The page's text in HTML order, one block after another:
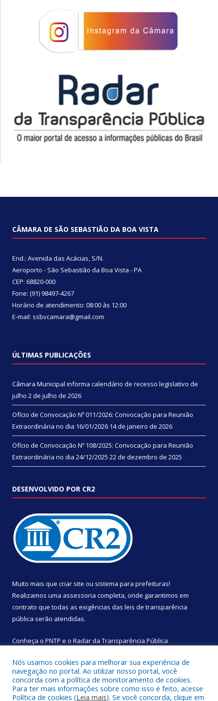
CÂMARA DE SÃO SEBASTIÃO DA BOA VISTA
End.: Avenida das Acácias, S/N.
Aeroporto - São Sebastião da Boa Vista - PA
CEP: 68820-000
Fone: (91) 98497-4267
Horário de atendimento: 08:00 às 12:00
E-mail: ssbvcamara@gmail.com
ÚLTIMAS PUBLICAÇÕES
Câmara Municipal informa calendário de recesso legislativo de
julho 2 de julho de 2026
Ofício de Convocação Nº 011/2026: Convocação para Reunião
Extraordinária no dia 16/01/2026 14 de janeiro de 2026
Ofício de Convocação Nº 108/2025: Convocação para Reunião
Extraordinária no dia 24/12/2025 22 de dezembro de 2025
DESENVOLVIDO POR CR2
Muito mais que criar site ou sistema para prefeituras!
Realizamos uma assessoria completa, onde garantimos em
contrato que todas as exigências das leis de transparência
pública serão atendidas.
Conheça o PNTP e o Radar da Transparência Pública
Todos os direitos reservados a Câmara Municipal de São
Nós usamos cookies para melhorar sua experiência de
navegação no portal. Ao utilizar nosso portal, você
concorda com a política de monitoramento de cookies.
Para ter mais informações sobre como isso é feito, acesse
Política de cookies (Leia mais). Se você concorda, clique em